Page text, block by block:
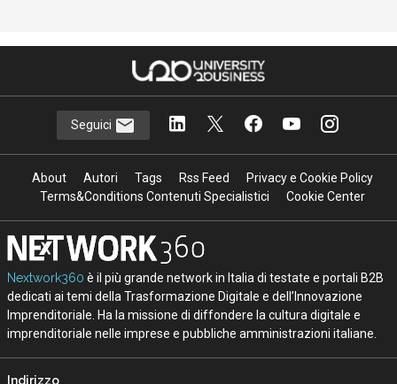
Seguici
About Autori Tags Rss Feed
Privacy e Cookie Policy
Terms&Conditions Contenuti Specialistici
Cookie Center
Nextwork360 è il più grande network in Italia di testate e portali B2B
dedicati ai temi della Trasformazione Digitale e dell’Innovazione
Imprenditoriale. Ha la missione di diffondere la cultura digitale e
imprenditoriale nelle imprese e pubbliche amministrazioni italiane.
Indirizzo